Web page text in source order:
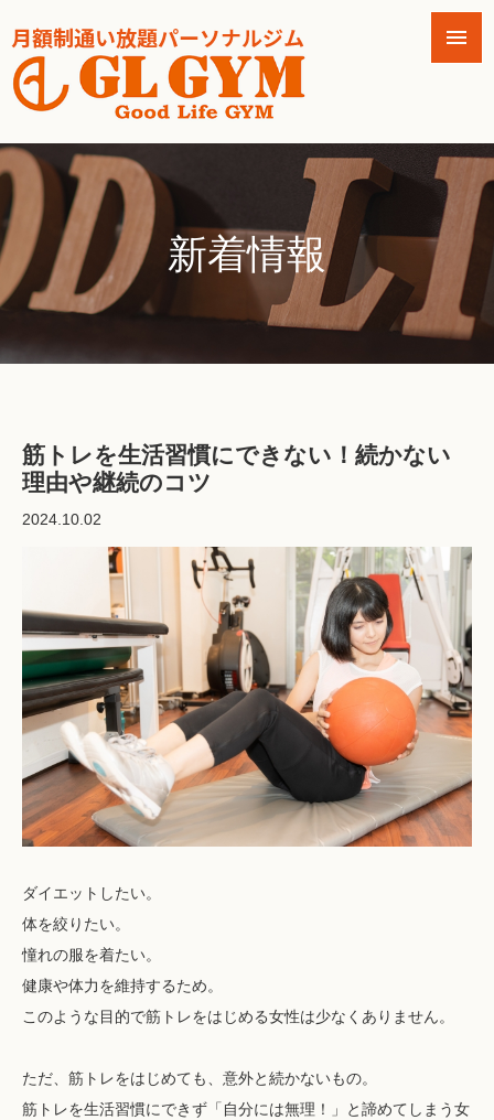
新着情報
筋トレを生活習慣にできない！続かない
理由や継続のコツ
2024.10.02
ダイエットしたい。
体を絞りたい。
憧れの服を着たい。
健康や体力を維持するため。
このような目的で筋トレをはじめる女性は少なくありません。
ただ、筋トレをはじめても、意外と続かないもの。
筋トレを生活習慣にできず「自分には無理！」と諦めてしまう女